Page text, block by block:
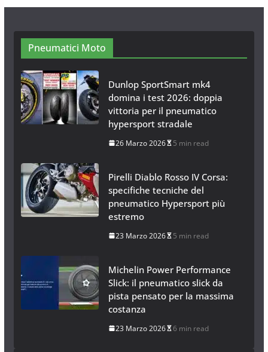
26 Gennaio 2017
Pneumatici Moto
Dunlop SportSmart mk4
domina i test 2026: doppia
vittoria per il pneumatico
hypersport stradale
26 Marzo 2026 5 min read
Pirelli Diablo Rosso IV Corsa:
specifiche tecniche del
pneumatico Hypersport più
estremo
23 Marzo 2026 5 min read
Michelin Power Performance
Slick: il pneumatico slick da
pista pensato per la massima
costanza
23 Marzo 2026 6 min read